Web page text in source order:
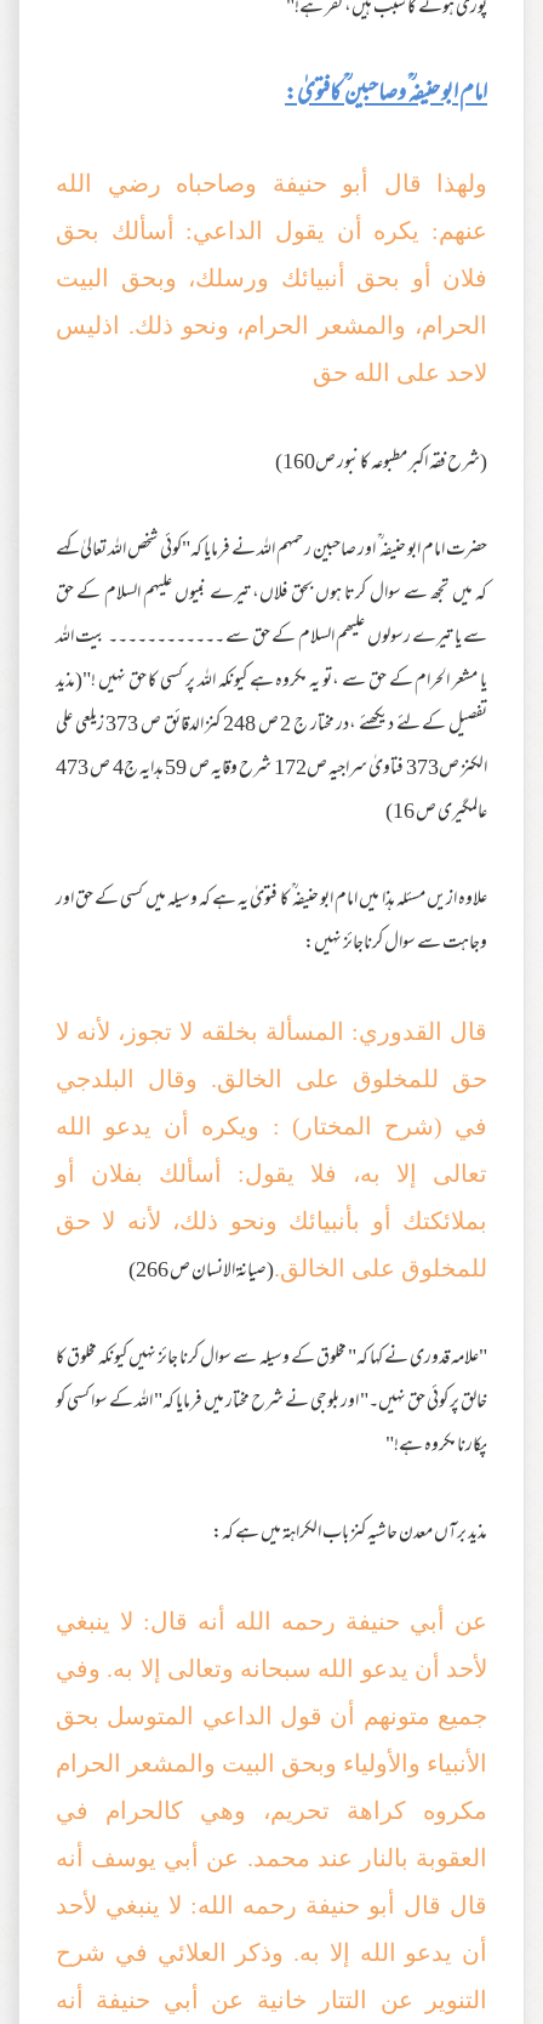
پوری ہونے کا سبب ہیں، کفر ہے!"
امام ابو حنیفہ ؒ وصاحبین ؒ کافتویٰ:
ولهذا قال أبو حنيفة وصاحباه رضي الله
عنهم: يكره أن يقول الداعي: أسألك بحق
فلان أو بحق أنبيائك ورسلك، وبحق البيت
الحرام، والمشعر الحرام، ونحو ذلك. اذليس
لاحد على الله حق
(شرح فقه اكبر مطبوعه كانبور ص160)
حضرت امام ابو حنیفہ ؒ اور صاحبین رحمہم اللہ نے فرمایا کہ"کوئی شخص اللہ تعالیٰ کہے
کہ میں تجھ سے سوال کرتا ہوں بحق فلاں، تیرے نبیوں علیہم السلام کے حق
سے یا تیرے رسولوں علیھم السلام کے حق سے ۔۔۔۔۔۔۔۔۔۔۔۔ بیت اللہ
یا مشعر الحرام کے حق سے ،تو یہ مکروہ ہے کیونکہ اللہ پر کسی کا حق نہیں !"(مذید
تفصیل کے لئے دیکھئے ،در مختار ج 2 ص 248 کنز الدقائق ص 373 زیلعی علی
الکنز ص373 فتاویٰ سراجیہ ص172 شرح وقایہ ص 59 ہدایہ ج4 ص 473
عالمگیری ص 16)
علاوہ ازیں مسئلہ ہذا میں امام ابو حنیفہ ؒ کا فتویٰ یہ ہے کہ وسیلہ میں کسی کے حق اور
وجاہت سے سوال کرناجائز نہیں:
قال القدوري: المسألة بخلقه لا تجوز، لأنه لا
حق للمخلوق على الخالق. وقال البلدجي
في (شرح المختار) : ويكره أن يدعو الله
تعالى إلا به، فلا يقول: أسألك بفلان أو
بملائكتك أو بأنبيائك ونحو ذلك، لأنه لا حق
للمخلوق على الخالق.(صيانة الانسان ص 266)
"علامہ قدوری نے کہا کہ" مخلوق کے وسیلہ سے سوال کرنا جائز نہیں کیونکہ مخلوق کا
خالق پر کوئی حق نہیں۔" اور بلوجی نے شرح مختار میں فرمایا کہ" اللہ کے سوا کسی کو
پکارنا مکروہ ہے!"
مذید برآں معدن حاشیہ کنز باب الکراہۃ میں ہے کہ:
عن أبي حنيفة رحمه الله أنه قال: لا ينبغي
لأحد أن يدعو الله سبحانه وتعالى إلا به. وفي
جميع متونهم أن قول الداعي المتوسل بحق
الأنبياء والأولياء وبحق البيت والمشعر الحرام
مكروه كراهة تحريم، وهي كالحرام في
العقوبة بالنار عند محمد. عن أبي يوسف أنه
قال قال أبو حنيفة رحمه الله: لا ينبغي لأحد
أن يدعو الله إلا به. وذكر العلائي في شرح
التنوير عن التتار خانية عن أبي حنيفة أنه